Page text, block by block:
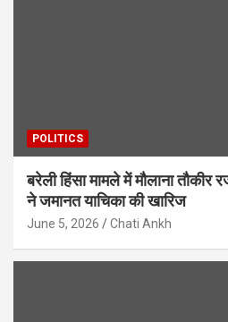
POLITICS
बरेली हिंसा मामले में मौलाना तौकीर
ने जमानत याचिका की खारिज
June 5, 2026 Chati Ankh